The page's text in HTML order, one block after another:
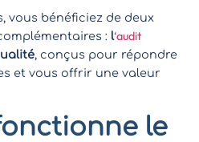
vous bénéficiez de deux
: l‘audit
, conçus pour répondre
et vous offrir une valeur
le